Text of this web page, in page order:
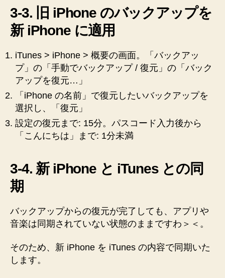
3-3. 旧 iPhone のバックアップを
新 iPhone に適用
iTunes > iPhone > 概要の画面。「バックアッ
プ」の「手動でバックアップ / 復元」の「バック
アップを復元…」
「iPhone の名前」で復元したいバックアップを
選択し、「復元」
設定の復元まで: 15分。パスコード入力後から
「こんにちは」まで: 1分未満
3-4. 新 iPhone と iTunes との同
期
バックアップからの復元が完了しても、アプリや
音楽は同期されていない状態のままですわ＞＜。
そのため、新 iPhone を iTunes の内容で同期いた
します。